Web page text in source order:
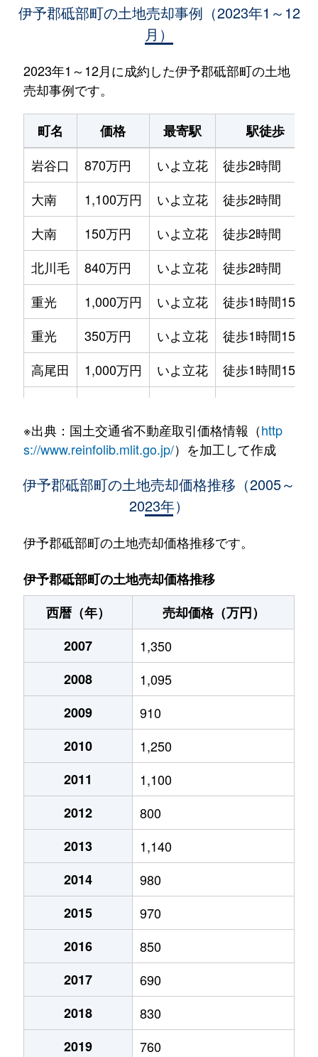
伊予郡砥部町の土地売却事例（2023年1～12
月）
2023年1～12月に成約した伊予郡砥部町の土地
売却事例です。
町名 価格 最寄駅
駅徒歩
岩谷口
870万円 いよ立花
徒歩2時間
大南
1,100万円 いよ立花
徒歩2時間
大南
150万円 いよ立花
徒歩2時間
北川毛
840万円 いよ立花
徒歩2時間
重光
1,000万円 いよ立花
徒歩1時間15分
重光
350万円 いよ立花
徒歩1時間15分
高尾田
1,000万円 いよ立花
徒歩1時間15分
※出典：国土交通省不動産取引価格情報（http
s://www.reinfolib.mlit.go.jp/）を加工して作成
伊予郡砥部町の土地売却価格推移（2005～
2023年）
伊予郡砥部町の土地売却価格推移です。
伊予郡砥部町の土地売却価格推移
西暦（年）
売却価格（万円）
2007
1,350
2008
1,095
2009
910
2010
1,250
2011
1,100
2012
800
2013
1,140
2014
980
2015
970
2016
850
2017
690
2018
830
2019
760